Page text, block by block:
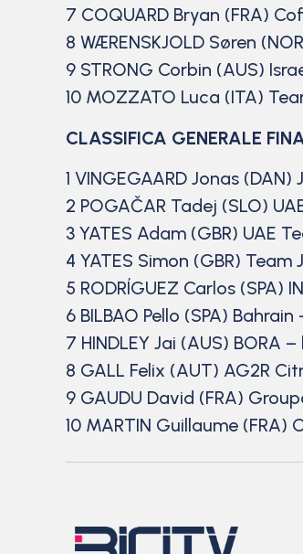
7 COQUARD Bryan (FRA)
8 WÆRENSKJOLD Søren
9 STRONG Corbin (AUS)
10 MOZZATO Luca (ITA)
CLASSIFICA GENERALE
1 VINGEGAARD Jonas
2 POGAČAR Tadej (SLO)
3 YATES Adam (GBR) UAE
4 YATES Simon (GBR) Team
5 RODRÍGUEZ Carlos (SPA)
6 BILBAO Pello (SPA)
7 HINDLEY Jai (AUS) BORA
8 GALL Felix (AUT) AG2R
9 GAUDU David (FRA)
10 MARTIN Guillaume (FRA)